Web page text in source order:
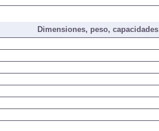
Dimensiones, peso, capacidades